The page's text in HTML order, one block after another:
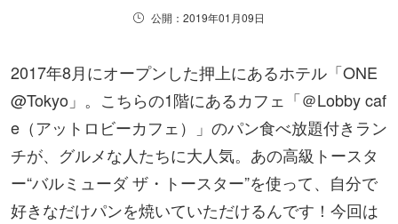
公開：2019年01月09日
2017年8月にオープンした押上にあるホテル「ONE
@Tokyo」。こちらの1階にあるカフェ「＠Lobby caf
e（アットロビーカフェ）」のパン食べ放題付きラン
チが、グルメな人たちに大人気。あの高級トースタ
ー“バルミューダ ザ・トースター”を使って、自分で
好きなだけパンを焼いていただけるんです！今回は